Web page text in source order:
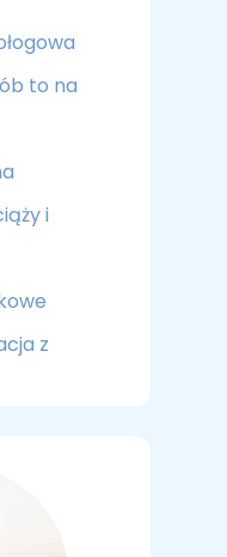
to na
i
z